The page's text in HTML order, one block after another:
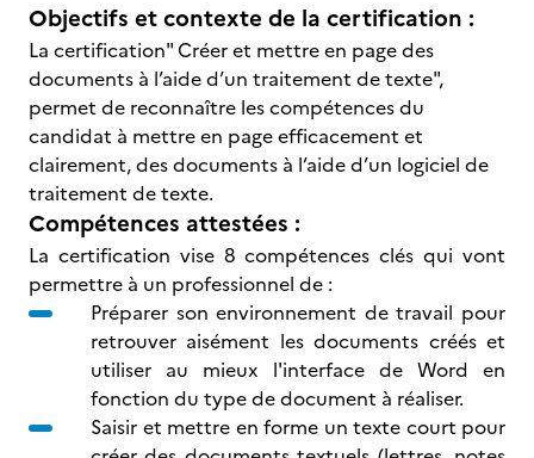
Objectifs et contexte de la certification :
La certification" Créer et mettre en page des
documents à l’aide d’un traitement de texte",
permet de reconnaître les compétences du
candidat à mettre en page efficacement et
clairement, des documents à l’aide d’un logiciel de
traitement de texte.
Compétences attestées :
La certification vise 8 compétences clés qui vont
permettre à un professionnel de :
Préparer son environnement de travail pour
retrouver aisément les documents créés et
utiliser au mieux l'interface de Word en
fonction du type de document à réaliser.
Saisir et mettre en forme un texte court pour